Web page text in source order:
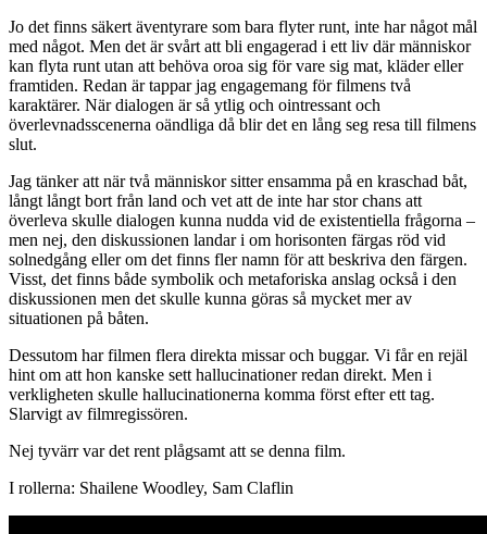
Jo det finns säkert äventyrare som bara flyter runt, inte har något mål
med något. Men det är svårt att bli engagerad i ett liv där människor
kan flyta runt utan att behöva oroa sig för vare sig mat, kläder eller
framtiden. Redan är tappar jag engagemang för filmens två
karaktärer. När dialogen är så ytlig och ointressant och
överlevnadsscenerna oändliga då blir det en lång seg resa till filmens
slut.
Jag tänker att när två människor sitter ensamma på en kraschad båt,
långt långt bort från land och vet att de inte har stor chans att
överleva skulle dialogen kunna nudda vid de existentiella frågorna –
men nej, den diskussionen landar i om horisonten färgas röd vid
solnedgång eller om det finns fler namn för att beskriva den färgen.
Visst, det finns både symbolik och metaforiska anslag också i den
diskussionen men det skulle kunna göras så mycket mer av
situationen på båten.
Dessutom har filmen flera direkta missar och buggar. Vi får en rejäl
hint om att hon kanske sett hallucinationer redan direkt. Men i
verkligheten skulle hallucinationerna komma först efter ett tag.
Slarvigt av filmregissören.
Nej tyvärr var det rent plågsamt att se denna film.
I rollerna: Shailene Woodley, Sam Claflin